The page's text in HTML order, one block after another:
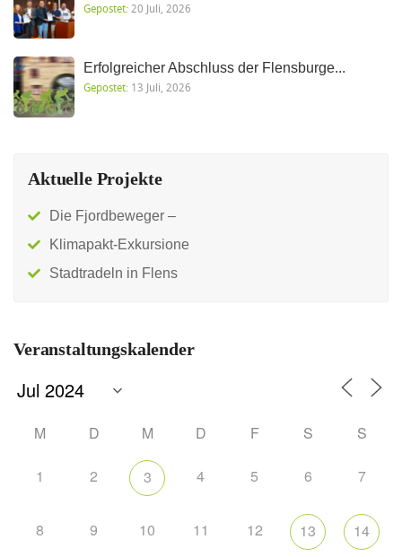
Gepostet: 20 Juli, 2026
Erfolgreicher Abschluss der Flensburge...
Gepostet: 13 Juli, 2026
Aktuelle Projekte
Die Fjordbeweger –
Klimapakt-Exkursione
Stadtradeln in Flens
Veranstaltungskalender
M D M D F S S
1 2 3 4 5 6 7
8 9 10 11 12 13 14